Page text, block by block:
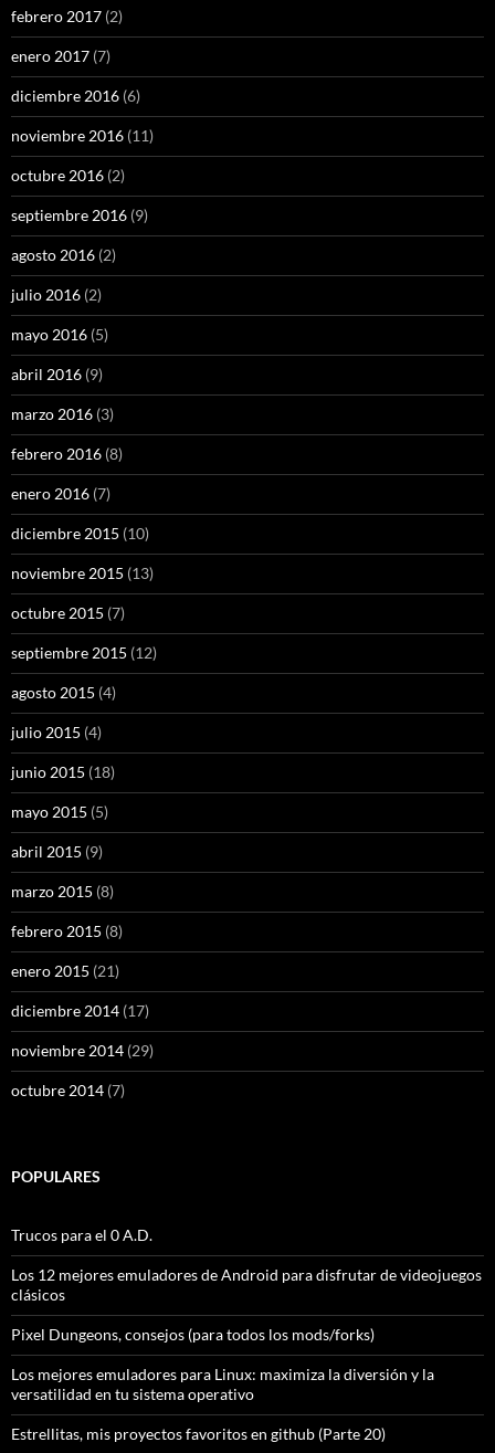
febrero 2017 (2)
enero 2017 (7)
diciembre 2016 (6)
noviembre 2016 (11)
octubre 2016 (2)
septiembre 2016 (9)
agosto 2016 (2)
julio 2016 (2)
mayo 2016 (5)
abril 2016 (9)
marzo 2016 (3)
febrero 2016 (8)
enero 2016 (7)
diciembre 2015 (10)
noviembre 2015 (13)
octubre 2015 (7)
septiembre 2015 (12)
agosto 2015 (4)
julio 2015 (4)
junio 2015 (18)
mayo 2015 (5)
abril 2015 (9)
marzo 2015 (8)
febrero 2015 (8)
enero 2015 (21)
diciembre 2014 (17)
noviembre 2014 (29)
octubre 2014 (7)
POPULARES
Trucos para el 0 A.D.
Los 12 mejores emuladores de Android para disfrutar de videojuegos
clásicos
Pixel Dungeons, consejos (para todos los mods/forks)
Los mejores emuladores para Linux: maximiza la diversión y la
versatilidad en tu sistema operativo
Estrellitas, mis proyectos favoritos en github (Parte 20)